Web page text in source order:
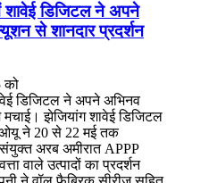
शावेई डिजिटल ने अपने
से शानदार प्रदर्शन
को
डिजिटल ने अपने अभिनव
झेजियांग शावेई डिजिटल
ने 20 से 22 मई तक
अरब अमीरात APPP
वाले उत्पादों का प्रदर्शन